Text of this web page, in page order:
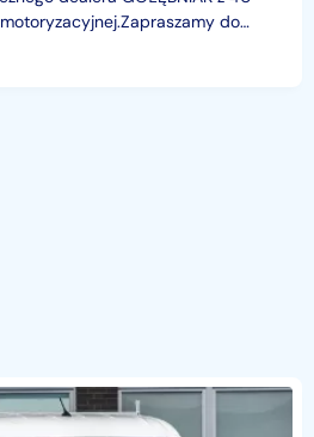
do
- piątek 08:00 - 16